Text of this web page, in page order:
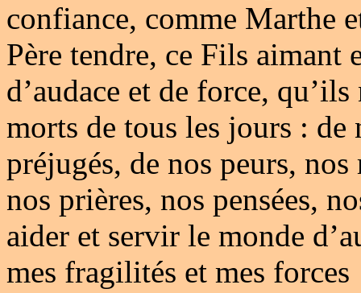
confiance, comme Marthe
Père tendre, ce Fils aimant
d’audace et de force,
morts de tous les jours : de
préjugés, de nos peurs,
nos prières, nos pensées,
aider et servir le monde
mes fragilités et mes